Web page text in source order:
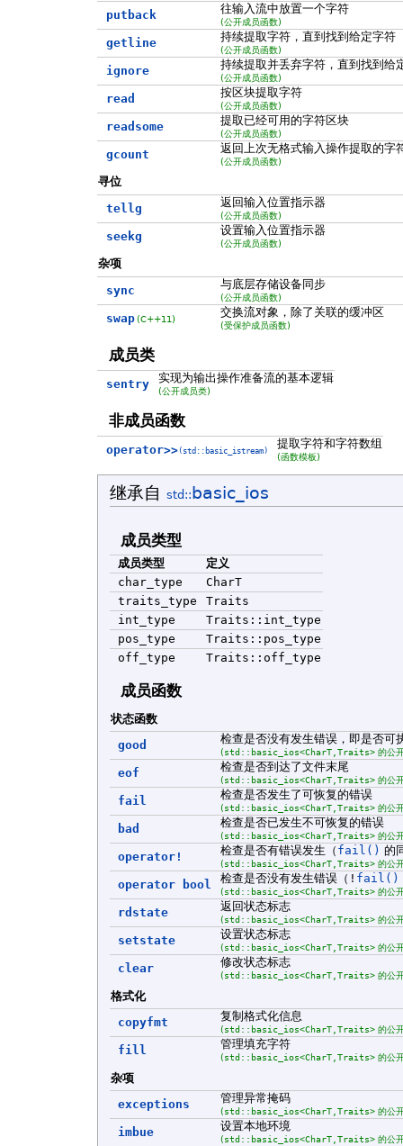
putback 往输入流中放置一个字符
(公开成员函数)
getline 持续提取字符，直到找到给定字符
(公开成员函数)
ignore 持续提取并丢弃字符，直到找到给
(公开成员函数)
read 按区块提取字符
(公开成员函数)
readsome 提取已经可用的字符区块
(公开成员函数)
gcount 返回上次无格式输入操作提取的字
(公开成员函数)
寻位
tellg
返回输入位置指示器
(公开成员函数)
seekg 设置输入位置指示器
(公开成员函数)
杂项
sync
与底层存储设备同步
(公开成员函数)
swap (C++11) 交换流对象，除了关联的缓冲区
(受保护成员函数)
成员类
sentry 实现为输出操作准备流的基本逻辑
(公开成员类)
非成员函数
operator>>(std::basic_istream)
提取字符和字符数组
(函数模板)
继承自 std::basic_ios
成员类型
成员类型
定义
char_type
CharT
traits_type
Traits
int_type
Traits::int_type
pos_type
Traits::pos_type
off_type
Traits::off_type
成员函数
状态函数
good
检查是否没有发生错误，即是否可
(std::basic_ios<CharT,Traits> 的公
eof 检查是否到达了文件末尾
(std::basic_ios<CharT,Traits> 的公
fail 检查是否发生了可恢复的错误
(std::basic_ios<CharT,Traits> 的公
bad 检查是否已发生不可恢复的错误
(std::basic_ios<CharT,Traits> 的公
operator! 检查是否有错误发生（ fail() 的
(std::basic_ios<CharT,Traits> 的公
operator bool 检查是否没有发生错误（ ! fail()
(std::basic_ios<CharT,Traits> 的公
rdstate 返回状态标志
(std::basic_ios<CharT,Traits> 的公
setstate 设置状态标志
(std::basic_ios<CharT,Traits> 的公
clear 修改状态标志
(std::basic_ios<CharT,Traits> 的公
格式化
copyfmt
复制格式化信息
(std::basic_ios<CharT,Traits> 的公
fill 管理填充字符
(std::basic_ios<CharT,Traits> 的公
杂项
exceptions
管理异常掩码
(std::basic_ios<CharT,Traits> 的公
imbue 设置本地环境
(std::basic_ios<CharT,Traits> 的公